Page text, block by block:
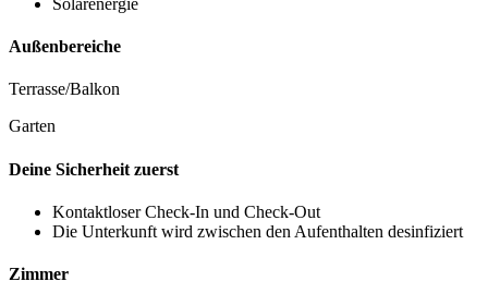
Außenbereiche
Terrasse/Balkon
Garten
Deine Sicherheit zuerst
Kontaktloser Check-In und Check-Out
Die Unterkunft wird zwischen den Aufenthalten desinfiziert
Zimmer